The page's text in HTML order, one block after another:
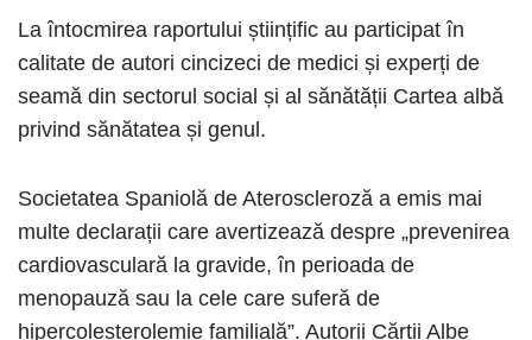
La întocmirea raportului științific au participat în
calitate de autori cincizeci de medici și experți de
seamă din sectorul social și al sănătății Cartea albă
privind sănătatea și genul.
Societatea Spaniolă de Ateroscleroză a emis mai
multe declarații care avertizează despre „prevenirea
cardiovasculară la gravide, în perioada de
menopauză sau la cele care suferă de
hipercolesterolemie familială”. Autorii Cărții Albe